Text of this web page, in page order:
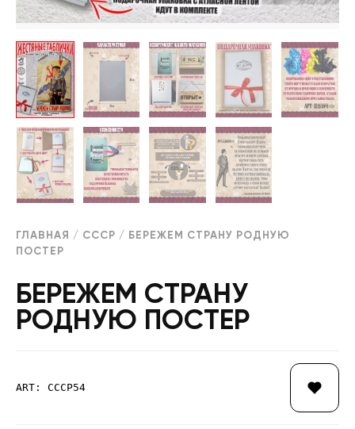
ГЛАВНАЯ / СССР / БЕРЕЖЕМ СТРАНУ РОДНУЮ
ПОСТЕР
БЕРЕЖЕМ СТРАНУ
РОДНУЮ ПОСТЕР
ART: СССР54